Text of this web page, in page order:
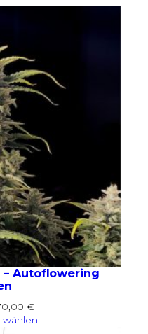
– Autoflowering
€Preisspanne:
24,00 €
wählen